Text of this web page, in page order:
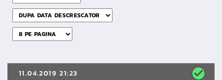
11.04.2019 21:23